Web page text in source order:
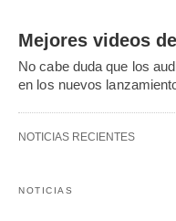
Mejores videos
No cabe duda que los
en los nuevos
NOTICIAS RECIENTES
NOTICIAS